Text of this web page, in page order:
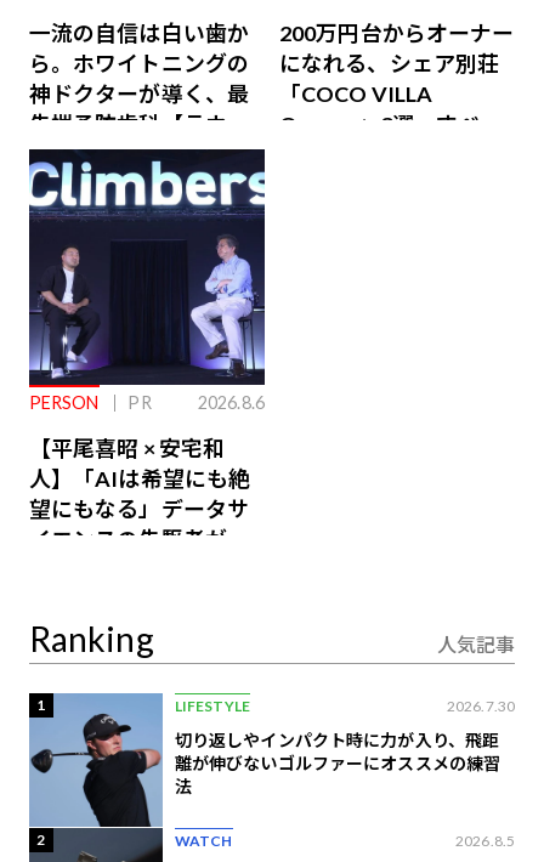
一流の自信は白い歯か
ら。ホワイトニングの
神ドクターが導く、最
先端予防歯科【ラウン
ジ会員特典あり】
200万円台からオーナー
になれる、シェア別荘
「COCO VILLA
Owners」3選。すべて
PERSON PR 2026.8.6
【平尾喜昭 × 安宅和
人】「AIは希望にも絶
望にもなる」データサ
イエンスの先駆者が語
Ranking 人気記事
1 LIFESTYLE 2026.7.30
切り返しやインパクト時に力が入り、飛距
離が伸びないゴルファーにオススメの練習
法
2 WATCH 2026.8.5